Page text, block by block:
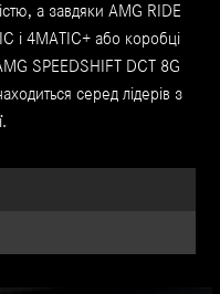
а завдяки AMG RIDE
і 4MATIC+ або коробці
SPEEDSHIFT DCT 8G
серед лідерів з